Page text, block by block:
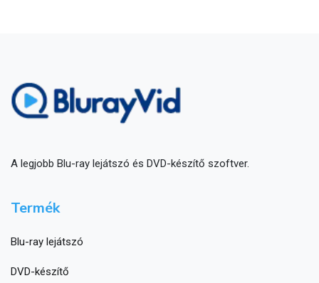
A legjobb Blu-ray lejátszó és DVD-készítő szoftver.
Termék
Blu-ray lejátszó
DVD-készítő